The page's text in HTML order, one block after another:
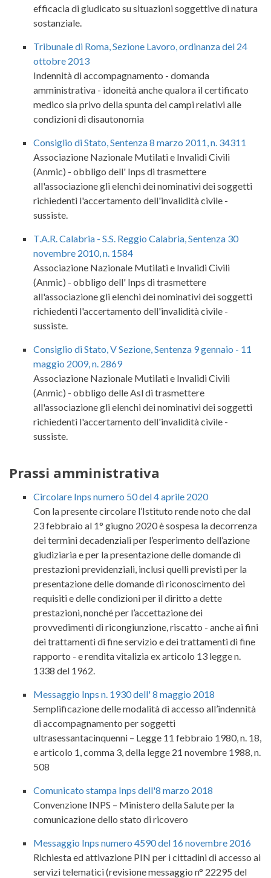
efficacia di giudicato su situazioni soggettive di natura
sostanziale.
Tribunale di Roma, Sezione Lavoro, ordinanza del 24
ottobre 2013
Indennità di accompagnamento - domanda
amministrativa - idoneità anche qualora il certificato
medico sia privo della spunta dei campi relativi alle
condizioni di disautonomia
Consiglio di Stato, Sentenza 8 marzo 2011, n. 34311
Associazione Nazionale Mutilati e Invalidi Civili
(Anmic) - obbligo dell' Inps di trasmettere
all'associazione gli elenchi dei nominativi dei soggetti
richiedenti l'accertamento dell'invalidità civile -
sussiste.
T.A.R. Calabria - S.S. Reggio Calabria, Sentenza 30
novembre 2010, n. 1584
Associazione Nazionale Mutilati e Invalidi Civili
(Anmic) - obbligo dell' Inps di trasmettere
all'associazione gli elenchi dei nominativi dei soggetti
richiedenti l'accertamento dell'invalidità civile -
sussiste.
Consiglio di Stato, V Sezione, Sentenza 9 gennaio - 11
maggio 2009, n. 2869
Associazione Nazionale Mutilati e Invalidi Civili
(Anmic) - obbligo delle Asl di trasmettere
all'associazione gli elenchi dei nominativi dei soggetti
richiedenti l'accertamento dell'invalidità civile -
sussiste.
Prassi amministrativa
Circolare Inps numero 50 del 4 aprile 2020
Con la presente circolare l’Istituto rende noto che dal
23 febbraio al 1° giugno 2020 è sospesa la decorrenza
dei termini decadenziali per l’esperimento dell’azione
giudiziaria e per la presentazione delle domande di
prestazioni previdenziali, inclusi quelli previsti per la
presentazione delle domande di riconoscimento dei
requisiti e delle condizioni per il diritto a dette
prestazioni, nonché per l’accettazione dei
provvedimenti di ricongiunzione, riscatto - anche ai fini
dei trattamenti di fine servizio e dei trattamenti di fine
rapporto - e rendita vitalizia ex articolo 13 legge n.
1338 del 1962.
Messaggio Inps n. 1930 dell' 8 maggio 2018
Semplificazione delle modalità di accesso all’indennità
di accompagnamento per soggetti
ultrasessantacinquenni – Legge 11 febbraio 1980, n. 18,
e articolo 1, comma 3, della legge 21 novembre 1988, n.
508
Comunicato stampa Inps dell'8 marzo 2018
Convenzione INPS – Ministero della Salute per la
comunicazione dello stato di ricovero
Messaggio Inps numero 4590 del 16 novembre 2016
Richiesta ed attivazione PIN per i cittadini di accesso ai
servizi telematici (revisione messaggio n° 22295 del